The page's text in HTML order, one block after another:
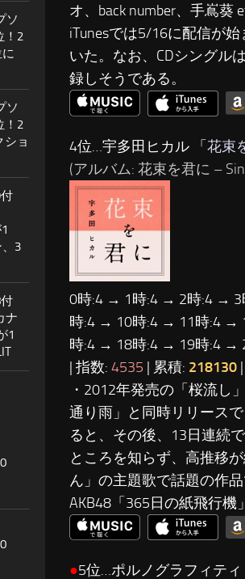
オ、back number、手嶌葵
iTunesでは5/16に配信が
いた。なお、CDシングル
録しそうである。
4位…宇多田ヒカル 「花束
(アルバム: 花束を君に –
0時:4 → 1時:4 → 2時:4 →
時:4 → 10時:4 → 11時:4 →
時:4 → 18時:4 → 19時:4 →
| 指数: 4535 | 累積: 218130 |
・2012年発売の「桜流し
通り雨」と同時リリース
ると、その後、13日連続
ところを知らず、高推移
ん」の主題歌で話題の作
AKB48「365日の紙飛行機
●5位…ポルノグラフィティ
ソ
！2
ソ
！2
ショ
3
ナ
1